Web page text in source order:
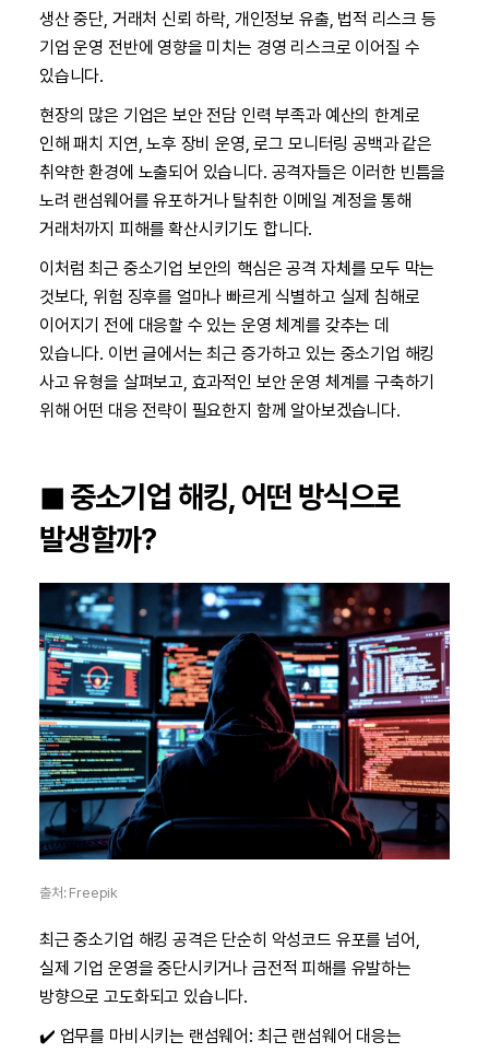
생산 중단, 거래처 신뢰 하락, 개인정보 유출, 법적 리스크 등
기업 운영 전반에 영향을 미치는 경영 리스크로 이어질 수
있습니다.
현장의 많은 기업은 보안 전담 인력 부족과 예산의 한계로
인해 패치 지연, 노후 장비 운영, 로그 모니터링 공백과 같은
취약한 환경에 노출되어 있습니다. 공격자들은 이러한 빈틈을
노려 랜섬웨어를 유포하거나 탈취한 이메일 계정을 통해
거래처까지 피해를 확산시키기도 합니다.
이처럼 최근 중소기업 보안의 핵심은 공격 자체를 모두 막는
것보다, 위험 징후를 얼마나 빠르게 식별하고 실제 침해로
이어지기 전에 대응할 수 있는 운영 체계를 갖추는 데
있습니다. 이번 글에서는 최근 증가하고 있는 중소기업 해킹
사고 유형을 살펴보고, 효과적인 보안 운영 체계를 구축하기
위해 어떤 대응 전략이 필요한지 함께 알아보겠습니다.
◼︎ 중소기업 해킹, 어떤 방식으로
발생할까?
출처: Freepik
최근 중소기업 해킹 공격은 단순히 악성코드 유포를 넘어,
실제 기업 운영을 중단시키거나 금전적 피해를 유발하는
방향으로 고도화되고 있습니다.
✔️ 업무를 마비시키는 랜섬웨어: 최근 랜섬웨어 대응는